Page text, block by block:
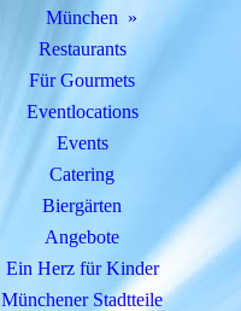
München
Restaurants
Für Gourmets
Eventlocations
Events
Catering
Biergärten
Angebote
Ein Herz für Kinder
Münchener Stadtteile